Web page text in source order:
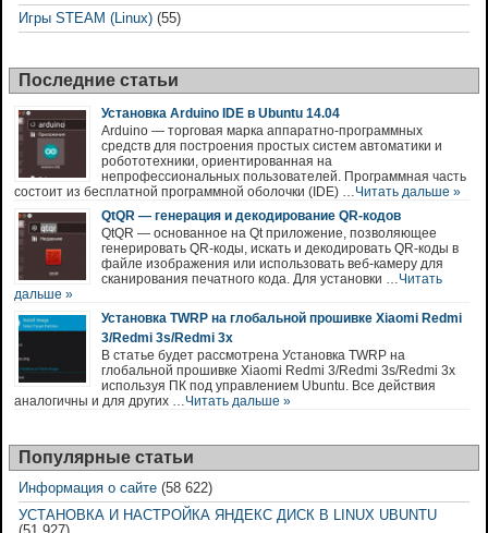
Игры STEAM (Linux) (55)
Последние статьи
Установка Arduino IDE в Ubuntu 14.04
Arduino — торговая марка аппаратно-программных
средств для построения простых систем автоматики и
робототехники, ориентированная на
непрофессиональных пользователей. Программная часть
состоит из бесплатной программной оболочки (IDE) …Читать дальше »
QtQR — генерация и декодирование QR-кодов
QtQR — основанное на Qt приложение, позволяющее
генерировать QR-коды, искать и декодировать QR-коды в
файле изображения или использовать веб-камеру для
сканирования печатного кода. Для установки …Читать
дальше »
Установка TWRP на глобальной прошивке Xiaomi Redmi
3/Redmi 3s/Redmi 3x
В статье будет рассмотрена Установка TWRP на
глобальной прошивке Xiaomi Redmi 3/Redmi 3s/Redmi 3x
используя ПК под управлением Ubuntu. Все действия
аналогичны и для других …Читать дальше »
Популярные статьи
Информация о сайте (58 622)
УСТАНОВКА И НАСТРОЙКА ЯНДЕКС ДИСК В LINUX UBUNTU